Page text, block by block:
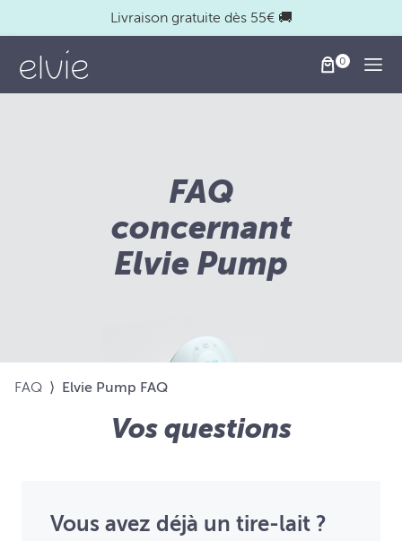
Livraison gratuite dès 55€ 🚚
FAQ
concernant
Elvie Pump
FAQ ⟩ Elvie Pump FAQ
Vos questions
Vous avez déjà un tire-lait ?